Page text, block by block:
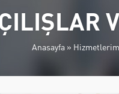
Anasayfa»